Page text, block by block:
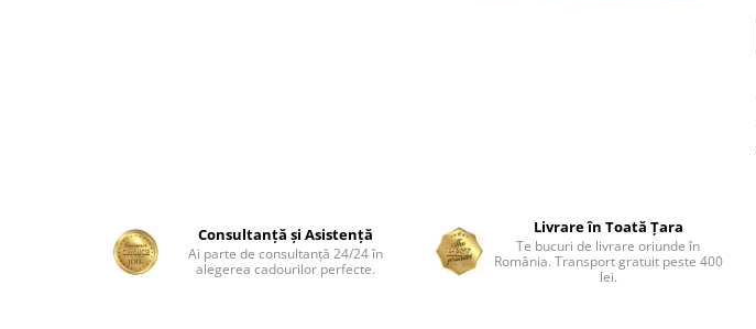
Consultanță și Asistență
Ai parte de consultanță 24/24 în
alegerea cadourilor perfecte.
Livrare în Toată Țara
Te bucuri de livrare oriunde în
România. Transport gratuit peste 400
lei.